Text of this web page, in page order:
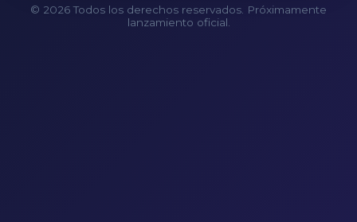
© 2026 Todos los derechos reservados. Próximamente
lanzamiento oficial.